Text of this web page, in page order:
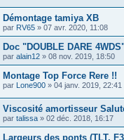
Démontage tamiya XB
par RV65 » 07 avr. 2020, 11:08
Doc "DOUBLE DARE
par alain12 » 08 nov. 2019, 18:50
Montage Top Force Rere !!
par Lone900 » 04 janv. 2019, 22:41
Viscosité amortisseur
par talissa » 02 déc. 2018, 16:17
Largeurs des ponts (TLT,